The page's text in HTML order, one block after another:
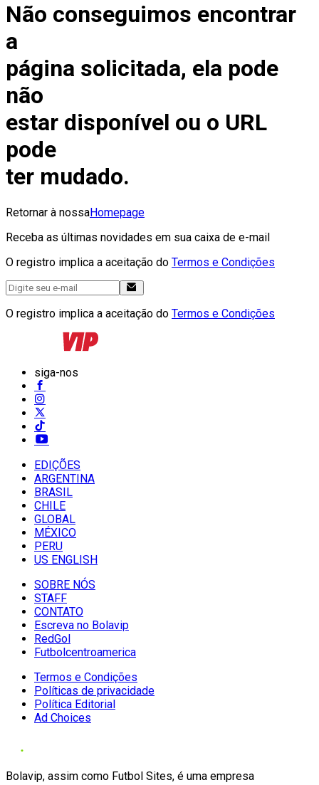
Não conseguimos encontrar
a
página solicitada, ela pode
não
estar disponível ou o URL
pode
ter mudado.
Retornar à nossaHomepage
Receba as últimas novidades em sua caixa de e-mail
O registro implica a aceitação do Termos e Condições
O registro implica a aceitação do Termos e Condições
siga-nos
EDIÇÕES
ARGENTINA
BRASIL
CHILE
GLOBAL
MÉXICO
PERU
US ENGLISH
SOBRE NÓS
STAFF
CONTATO
Escreva no Bolavip
RedGol
Futbolcentroamerica
Termos e Condições
Políticas de privacidade
Política Editorial
Ad Choices
Bolavip, assim como Futbol Sites, é uma empresa